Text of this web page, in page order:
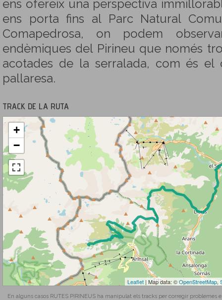
ens ofereix una perspectiva
ens porta fins al Parc Natural
Comapedrosa, on podem
endèmiques del Pirineu que només
acotades de la serralada, com és el
pallaresa.
TRACK DE LA RUTA
+
−
Leaflet | Map data: ©OpenStreetMap,
En alguns casos RUTES PIRINEUS ha manipulat els tracks per corregir problemes